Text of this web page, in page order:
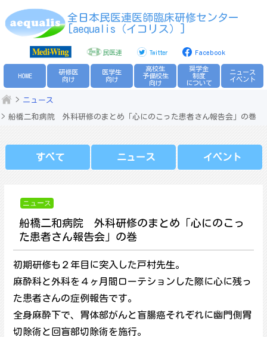
to
全日本民医連医師臨床研修センター
[aequalis（イコリス）]
民医連 Twitter Facebook
HOME
研修医
向け
医学生
向け
高校生
予備校生
向け
奨学金
制度
について
ニュース
イベント
ニュース
船橋二和病院 外科研修のまとめ「心にのこった患者さん報告会」の巻
すべて ニュース イベント
ニュース
船橋二和病院 外科研修のまとめ「心にのこっ
た患者さん報告会」の巻
初期研修も２年目に突入した戸村先生。
麻酔科と外科を４ヶ月間ローテションした際に心に残っ
た患者さんの症例報告です。
全身麻酔下で、胃体部がんと盲腸癌それぞれに幽門側胃
切除術と回盲部切除術を施行。